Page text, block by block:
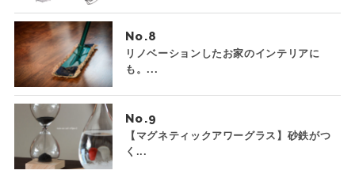
No.
リノベーションしたお家のインテリアに
も。...
No.
【マグネティックアワーグラス】砂鉄がつ
く...